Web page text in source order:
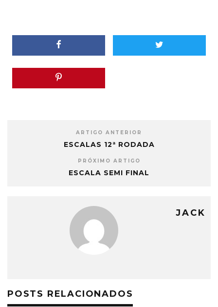
ARTIGO ANTERIOR
ESCALAS 12ª RODADA
PRÓXIMO ARTIGO
ESCALA SEMI FINAL
JACK
POSTS RELACIONADOS